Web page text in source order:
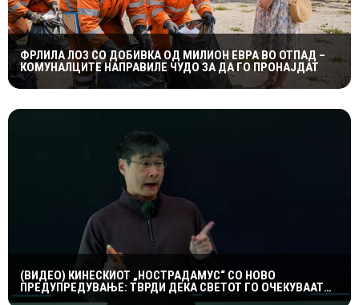
ФРЛИЛА ЛОЗ СО ДОБИВКА ОД МИЛИОН ЕВРА ВО ОТПАД –
КОМУНАЛЦИТЕ НАПРАВИЛЕ ЧУДО ЗА ДА ГО ПРОНАЈДАТ
(ВИДЕО) КИНЕСКИОТ „НОСТРАДАМУС“ СО НОВО
ПРЕДУПРЕДУВАЊЕ: ТВРДИ ДЕКА СВЕТОТ ГО ОЧЕКУВААТ
ДРАМАТИЧНИ ГЕОПОЛИТИЧКИ ПРОМЕНИ